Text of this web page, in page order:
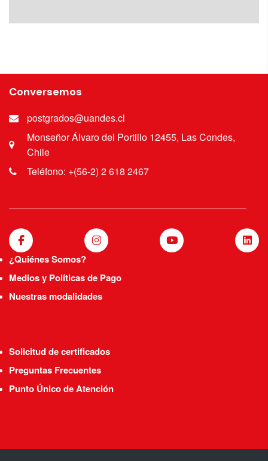
Conversemos
postgrados@uandes.cl
Monseñor Álvaro del Portillo 12455, Las Condes,
Chile
Teléfono: +(56-2) 2 618 2467
¿Quiénes Somos?
Medios y Políticas de Pago
Nuestras modalidades
Solicitud de certificados
Preguntas Frecuentes
Punto Único de Atención